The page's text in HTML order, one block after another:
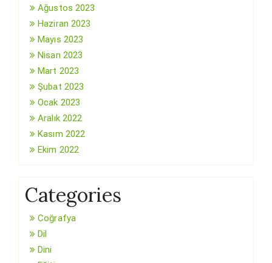
Ağustos 2023
Haziran 2023
Mayıs 2023
Nisan 2023
Mart 2023
Şubat 2023
Ocak 2023
Aralık 2022
Kasım 2022
Ekim 2022
Categories
Coğrafya
Dil
Dini